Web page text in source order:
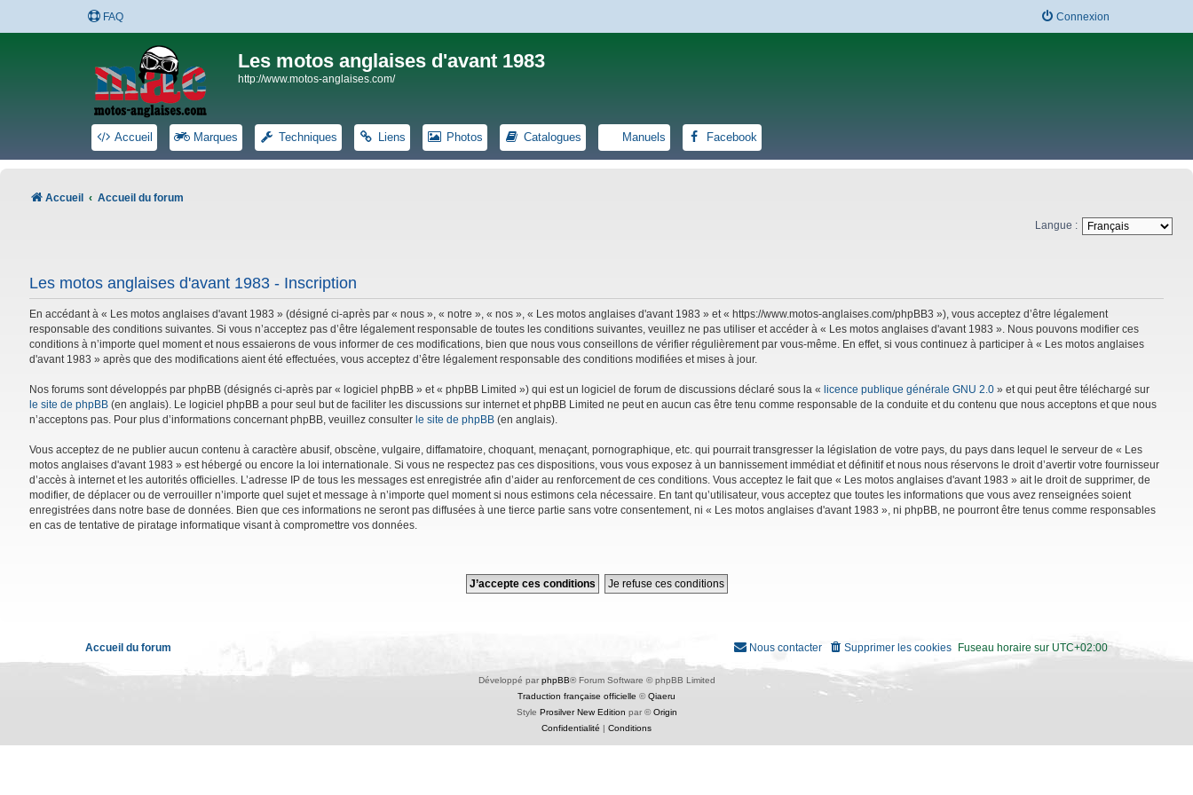
FAQ Connexion
Les motos anglaises d'avant 1983
http://www.motos-anglaises.com/
Accueil Marques Techniques Liens Photos Catalogues Manuels Facebook
Accueil Accueil du forum
Langue :
Les motos anglaises d'avant 1983 - Inscription
En accédant à « Les motos anglaises d'avant 1983 » (désigné ci-après par « nous », « notre », « nos », « Les motos anglaises d'avant 1983 » et « https://www.motos-anglaises.com/phpBB3 »), vous acceptez d’être légalement
responsable des conditions suivantes. Si vous n’acceptez pas d’être légalement responsable de toutes les conditions suivantes, veuillez ne pas utiliser et accéder à « Les motos anglaises d'avant 1983 ». Nous pouvons modifier ces
conditions à n’importe quel moment et nous essaierons de vous informer de ces modifications, bien que nous vous conseillons de vérifier régulièrement par vous-même. En effet, si vous continuez à participer à « Les motos anglaises
d'avant 1983 » après que des modifications aient été effectuées, vous acceptez d’être légalement responsable des conditions modifiées et mises à jour.
Nos forums sont développés par phpBB (désignés ci-après par « logiciel phpBB » et « phpBB Limited ») qui est un logiciel de forum de discussions déclaré sous la « licence publique générale GNU 2.0 » et qui peut être téléchargé sur
le site de phpBB (en anglais). Le logiciel phpBB a pour seul but de faciliter les discussions sur internet et phpBB Limited ne peut en aucun cas être tenu comme responsable de la conduite et du contenu que nous acceptons et que nous
n’acceptons pas. Pour plus d’informations concernant phpBB, veuillez consulter le site de phpBB (en anglais).
Vous acceptez de ne publier aucun contenu à caractère abusif, obscène, vulgaire, diffamatoire, choquant, menaçant, pornographique, etc. qui pourrait transgresser la législation de votre pays, du pays dans lequel le serveur de « Les
motos anglaises d'avant 1983 » est hébergé ou encore la loi internationale. Si vous ne respectez pas ces dispositions, vous vous exposez à un bannissement immédiat et définitif et nous nous réservons le droit d’avertir votre fournisseur
d’accès à internet et les autorités officielles. L’adresse IP de tous les messages est enregistrée afin d’aider au renforcement de ces conditions. Vous acceptez le fait que « Les motos anglaises d'avant 1983 » ait le droit de supprimer, de
modifier, de déplacer ou de verrouiller n’importe quel sujet et message à n’importe quel moment si nous estimons cela nécessaire. En tant qu’utilisateur, vous acceptez que toutes les informations que vous avez renseignées soient
enregistrées dans notre base de données. Bien que ces informations ne seront pas diffusées à une tierce partie sans votre consentement, ni « Les motos anglaises d'avant 1983 », ni phpBB, ne pourront être tenus comme responsables
en cas de tentative de piratage informatique visant à compromettre vos données.
Accueil du forum Fuseau horaire sur UTC+02:00
Supprimer les cookies
Nous contacter
Développé par phpBB® Forum Software © phpBB Limited
Traduction française officielle ©Qiaeru
Style Prosilver New Edition par ©Origin
Confidentialité | Conditions